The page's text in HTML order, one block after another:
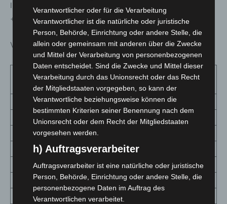
liegt für die Region Hannover tagesaktuell bei
+
Verteilung nach Alter (seit Beginn der Erfassung):
Fallzahl Gesamt seit
Ausbruch
0 – 9 Jahre
1417
10 – 19 Jahre
2983
20 – 29 Jahre
30 – 39 Jahre
4404
40 – 49 Jahre
4050
50 – 59 Jahre
4031
60 – 69 Jahre
2177
Verantwortlicher oder für die Verarbeitung
Verantwortlicher ist die natürliche oder juristische
Person, Behörde, Einrichtung oder andere Stelle, die
allein oder gemeinsam mit anderen über die Zwecke
und Mittel der Verarbeitung von personenbezogenen
Daten entscheidet. Sind die Zwecke und Mittel dieser
Verarbeitung durch das Unionsrecht oder das Recht
der Mitgliedstaaten vorgegeben, so kann der
Verantwortliche beziehungsweise können die
bestimmten Kriterien seiner Benennung nach dem
Unionsrecht oder dem Recht der Mitgliedstaaten
vorgesehen werden.
h) Auftragsverarbeiter
Auftragsverarbeiter ist eine natürliche oder juristische
Person, Behörde, Einrichtung oder andere Stelle, die
personenbezogene Daten im Auftrag des
Verantwortlichen verarbeitet.